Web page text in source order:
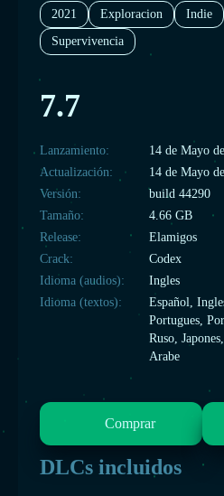
2021 Exploracion Indie
Supervivencia
7.7
Lanzamiento:
14 de Mayo
Actualización:
14 de Mayo
Versión:
build 44290
Tamaño:
4.66 GB
Release:
Elamigos
Crack:
Codex
Idioma (audios):
Ingles
Idioma (textos):
Español,
Portugues,
Ruso,
Arabe
Comprar
DLCs incluidos